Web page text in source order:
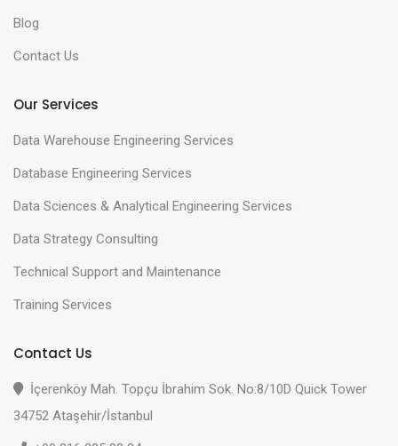
Blog
Contact Us
Our Services
Data Warehouse Engineering Services
Database Engineering Services
Data Sciences & Analytical Engineering Services
Data Strategy Consulting
Technical Support and Maintenance
Training Services
Contact Us
İçerenköy Mah. Topçu İbrahim Sok. No:8/10D Quick Tower
34752 Ataşehir/İstanbul